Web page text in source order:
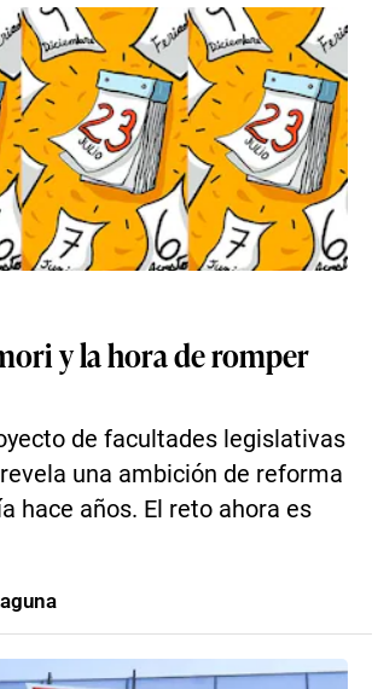
y la hora de romper
de facultades legislativas
una ambición de reforma
hace años. El reto ahora es